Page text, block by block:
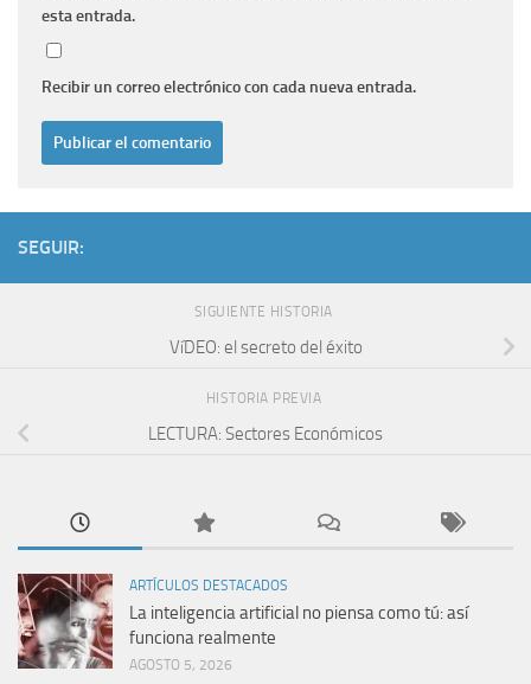
esta entrada.
Recibir un correo electrónico con cada nueva entrada.
SEGUIR:
SIGUIENTE HISTORIA
VíDEO: el secreto del éxito
HISTORIA PREVIA
LECTURA: Sectores Económicos
ARTÍCULOS DESTACADOS
La inteligencia artificial no piensa como tú: así
funciona realmente
AGOSTO 5, 2026